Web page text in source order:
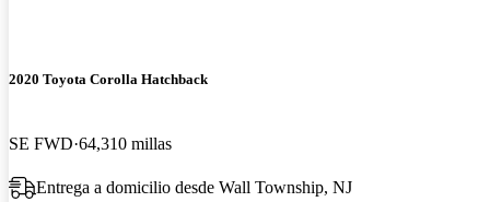
2020 Toyota Corolla Hatchback
SE FWD 64,310 millas
Entrega a domicilio desde Wall Township, NJ